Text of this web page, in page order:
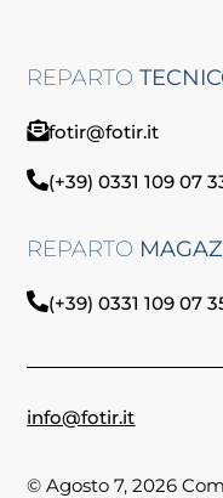
REPARTO
fotir@fotir.it
(+39) 0331 109 07
REPARTO
(+39) 0331 109 07
info@fotir.it
© Agosto 7, 2026